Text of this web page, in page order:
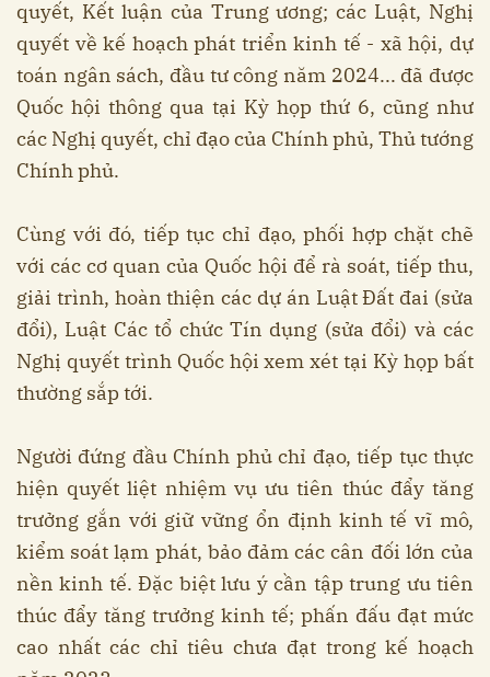
quyết, Kết luận của Trung ương; các Luật, Nghị
quyết về kế hoạch phát triển kinh tế - xã hội, dự
toán ngân sách, đầu tư công năm 2024... đã được
Quốc hội thông qua tại Kỳ họp thứ 6, cũng như
các Nghị quyết, chỉ đạo của Chính phủ, Thủ tướng
Chính phủ.
Cùng với đó, tiếp tục chỉ đạo, phối hợp chặt chẽ
với các cơ quan của Quốc hội để rà soát, tiếp thu,
giải trình, hoàn thiện các dự án Luật Đất đai (sửa
đổi), Luật Các tổ chức Tín dụng (sửa đổi) và các
Nghị quyết trình Quốc hội xem xét tại Kỳ họp bất
thường sắp tới.
Người đứng đầu Chính phủ chỉ đạo, tiếp tục thực
hiện quyết liệt nhiệm vụ ưu tiên thúc đẩy tăng
trưởng gắn với giữ vững ổn định kinh tế vĩ mô,
kiểm soát lạm phát, bảo đảm các cân đối lớn của
nền kinh tế. Đặc biệt lưu ý cần tập trung ưu tiên
thúc đẩy tăng trưởng kinh tế; phấn đấu đạt mức
cao nhất các chỉ tiêu chưa đạt trong kế hoạch